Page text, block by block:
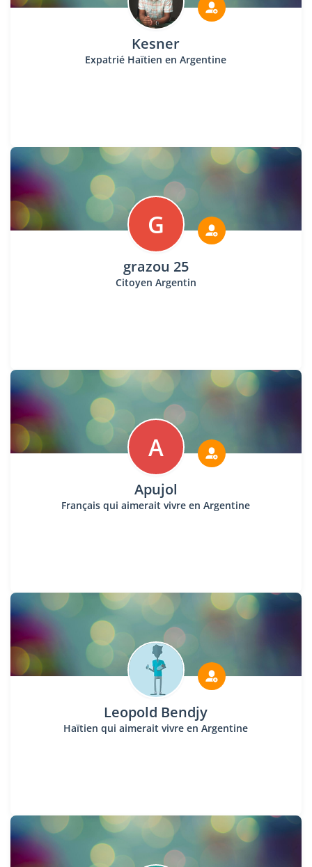
Kesner
Expatrié Haïtien en Argentine
G
grazou 25
Citoyen Argentin
A
Apujol
Français qui aimerait vivre en Argentine
Leopold Bendjy
Haïtien qui aimerait vivre en Argentine